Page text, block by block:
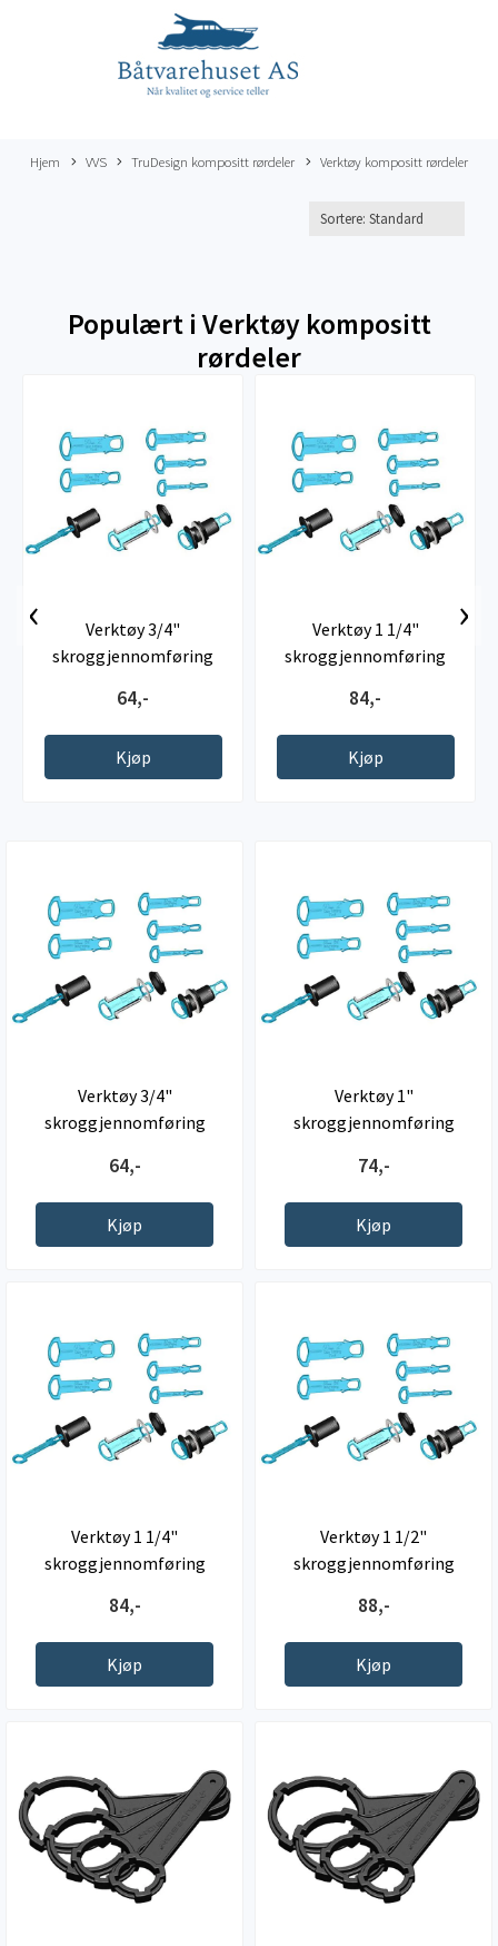
Hjem VVS TruDesign kompositt rørdeler Verktøy kompositt rørdeler
Populært i Verktøy kompositt
rørdeler
Verktøy 3/4"
skroggjennomføring
64,-
Kjøp
Verktøy 1 1/4"
skroggjennomføring
84,-
Kjøp
‹ ›
Verktøy 3/4"
skroggjennomføring
64,-
Kjøp
Verktøy 1"
skroggjennomføring
74,-
Kjøp
Verktøy 1 1/4"
skroggjennomføring
84,-
Kjøp
Verktøy 1 1/2"
skroggjennomføring
88,-
Kjøp